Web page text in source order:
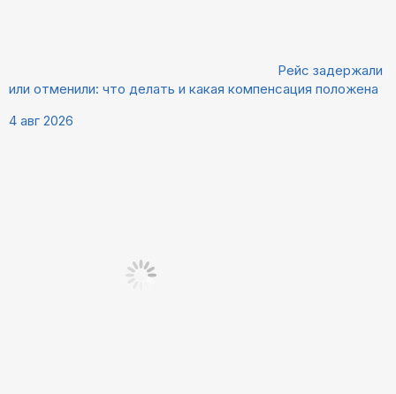
Рейс задержали
или отменили: что делать и какая компенсация положена
4 авг 2026